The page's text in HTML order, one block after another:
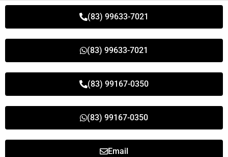
(83) 99633-7021
(83) 99633-7021
(83) 99167-0350
(83) 99167-0350
Email